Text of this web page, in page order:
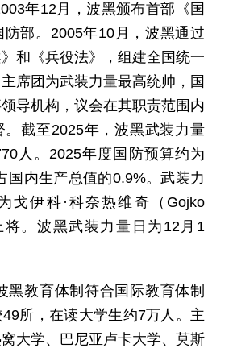
年12月，波黑颁布首部《国
防部。2005年10月，波黑通过
》和《兵役法》，组建全国统一
席团为武装力量最高统帅，国
导机构，议会在其职责范围内
。截至2025年，波黑武装力量
人。2025年度国防预算约为
国内生产总值的0.9%。武装力
戈伊科·科奈热维奇（Gojko
将。波黑武装力量日为12月1
黑教育体制符合国际教育体制
所，在读大学生约7万人。主
大学、巴尼亚卢卡大学、莫斯